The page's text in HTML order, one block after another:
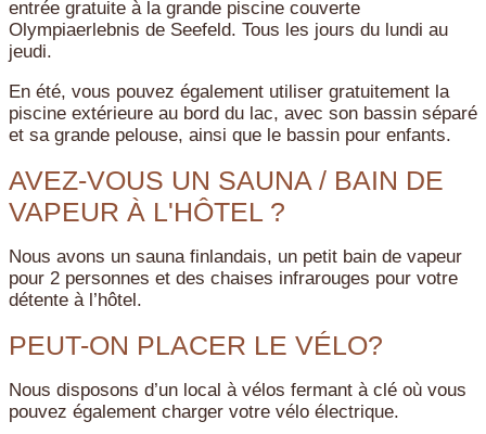
entrée gratuite à la grande piscine couverte
Olympiaerlebnis de Seefeld. Tous les jours du lundi au
jeudi.
En été, vous pouvez également utiliser gratuitement la
piscine extérieure au bord du lac, avec son bassin séparé
et sa grande pelouse, ainsi que le bassin pour enfants.
AVEZ-VOUS UN SAUNA / BAIN DE
VAPEUR À L'HÔTEL ?
Nous avons un sauna finlandais, un petit bain de vapeur
pour 2 personnes et des chaises infrarouges pour votre
détente à l’hôtel.
PEUT-ON PLACER LE VÉLO?
Nous disposons d’un local à vélos fermant à clé où vous
pouvez également charger votre vélo électrique.